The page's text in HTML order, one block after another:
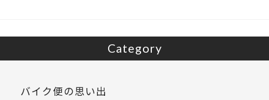
Category
バイク便の思い出